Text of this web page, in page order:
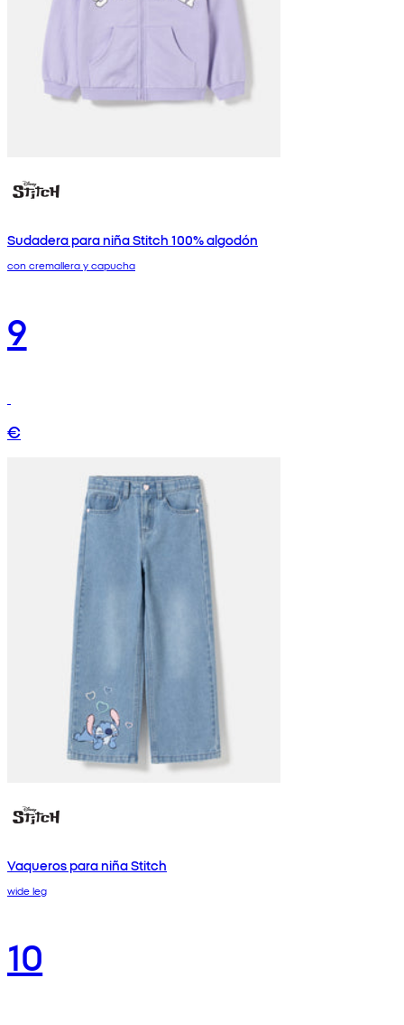
Sudadera para niña Stitch 100% algodón
con cremallera y capucha
9
€
Vaqueros para niña Stitch
wide leg
10